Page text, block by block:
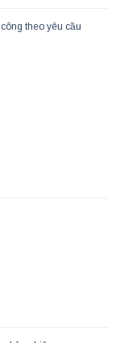
theo yêu cầu